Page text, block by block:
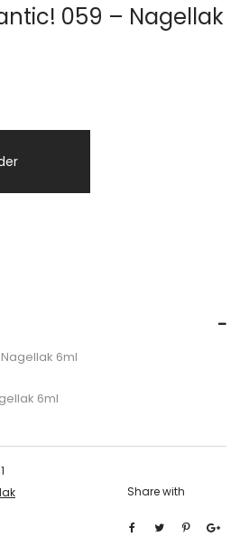
059 – Nagellak
6ml
6ml
Share with